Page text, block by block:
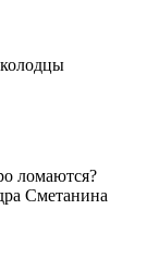
ломаются?
Сметанина